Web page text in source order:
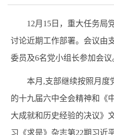
12月15日，重大任务局
讨论近期工作部署。会议由
委员及6名党小组长参加会议
本月 ,支部继续按照月度
的十九届六中全会精神和《
大成就和历史经验的决议》
习 《求是》杂志第22期习近